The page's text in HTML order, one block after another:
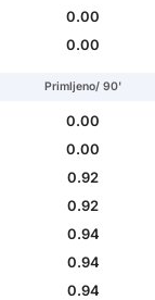
0.00
0.00
Primljeno/ 90'
0.00
0.00
0.92
0.92
0.94
0.94
0.94